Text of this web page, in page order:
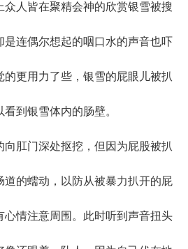
人皆在聚精会神的欣赏银雪被搜
是连偶尔想起的咽口水的声音也吓
更用力了些，银雪的屁眼儿被扒
到银雪体内的肠壁。
肛门深处抠挖，但因为屁股被扒
道的蠕动，以防从被暴力扒开的屁
心情注意周围。此时听到声音扭头